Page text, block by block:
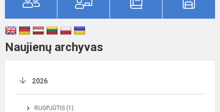
Naujienų archyvas
2026
RUGPJŪTIS (1)